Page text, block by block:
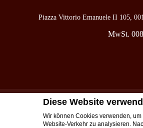
Diese Website
Wir können Cookies verwenden,
Website-Verkehr zu analysieren.
Piazza Vittorio Emanuele II 105,
MwSt.